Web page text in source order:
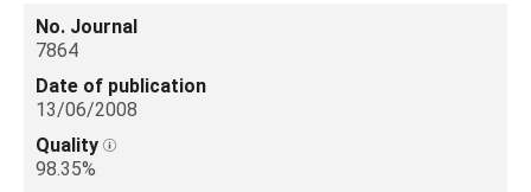
No. Journal
7864
Date of publication
13/06/2008
Quality
98.35%